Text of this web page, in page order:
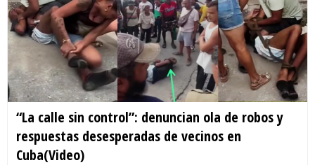
“La calle sin control”: denuncian ola de robos y
respuestas desesperadas de vecinos en
Cuba(Video)